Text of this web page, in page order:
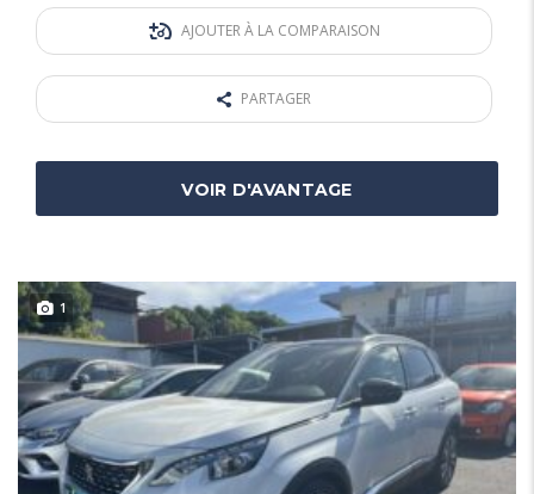
AJOUTER À LA COMPARAISON
PARTAGER
VOIR D'AVANTAGE
1